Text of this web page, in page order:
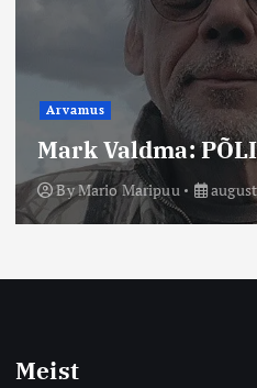
Mario Maripuu:
saama, et teadus
talupojamõistus
eluterve
ByMario Maripuu august
Meist